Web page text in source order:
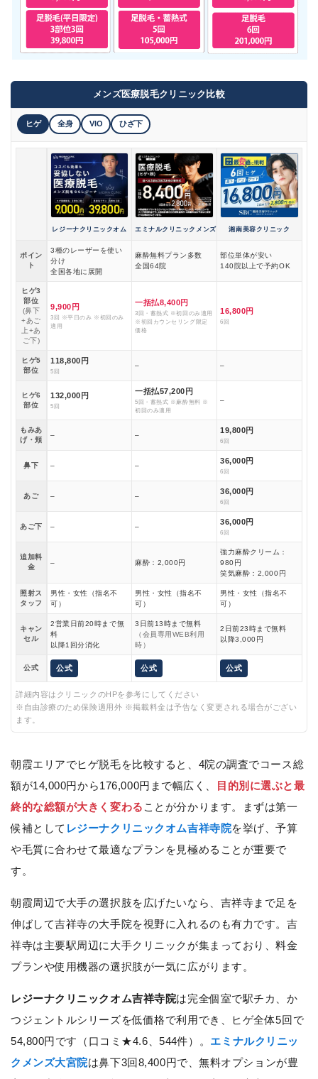
メンズ医療脱毛クリニック比較
ヒゲ 全身 VIO ひざ下
レジーナクリニックオム エミナルクリニックメンズ 湘南美容クリニック
ポイン
ト
3種のレーザーを使い
分け
全国各地に展開
麻酔無料プラン多数
全国64院
部位単体が安い
140院以上で予約OK
ヒゲ3
部位
(鼻下
+あご
上+あ
ご下)
9,900円
3回 ※平日のみ ※初回のみ
適用
一括払8,400円
3回・蓄熱式 ※初回のみ適用
※初回カウンセリング限定
価格
16,800円
6回
ヒゲ5
部位
118,800円
5回
– –
ヒゲ6
部位
132,000円
5回
一括払57,200円
5回・蓄熱式 ※麻酔無料 ※
初回のみ適用
–
もみあ
げ・頬
– –
19,800円
6回
鼻下 – –
36,000円
6回
あご – –
36,000円
6回
あご下 – –
36,000円
6回
追加料
金
– 麻酔：2,000円
強力麻酔クリーム：
980円
笑気麻酔：2,000円
照射ス
タッフ
男性・女性（指名不
可）
男性・女性（指名不
可）
男性・女性（指名不
可）
キャン
セル
2営業日前20時まで無
料
以降1回分消化
3日前13時まで無料
（会員専用WEB利用
時）
2日前23時まで無料
以降3,000円
公式 公式 公式 公式
詳細内容はクリニックのHPを参考にしてください
※自由診療のため保険適用外 ※掲載料金は予告なく変更される場合がござい
ます。
朝霞エリアでヒゲ脱毛を比較すると、4院の調査でコース総
額が14,000円から176,000円まで幅広く、
目的別に選ぶと最
終的な総額が大きく変わる ことが分かります。まずは第一
候補として レジーナクリニックオム吉祥寺院を挙げ、予算
や毛質に合わせて最適なプランを見極めることが重要で
す。
朝霞周辺で大手の選択肢を広げたいなら、吉祥寺まで足を
伸ばして吉祥寺の大手院を視野に入れるのも有力です。吉
祥寺は主要駅周辺に大手クリニックが集まっており、料金
プランや使用機器の選択肢が一気に広がります。
レジーナクリニックオム吉祥寺院は完全個室で駅チカ、か
つジェントルシリーズを低価格で利用でき、ヒゲ全体5回で
54,800円です（口コミ★4.6、544件）。 エミナルクリニッ
クメンズ大宮院は鼻下3回8,400円で、無料オプションが豊